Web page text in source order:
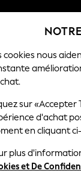
collection de
cookies nous
sur «Accepter
d'achat
en cliquant
plus
et De